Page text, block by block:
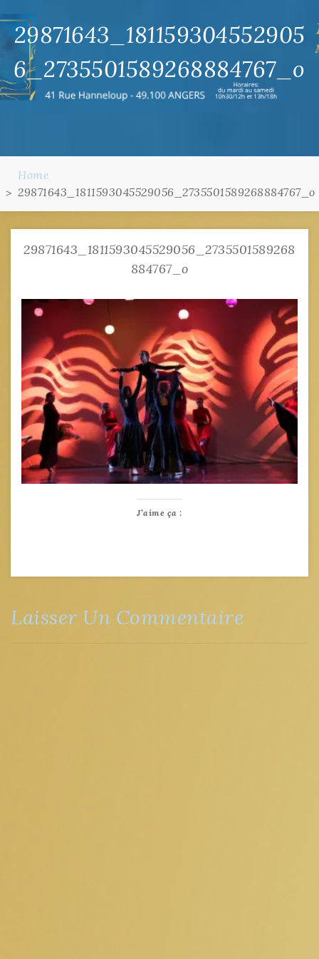
29871643_181159304552905
6_2735501589268884767_o
Home
29871643_1811593045529056_2735501589268884767_o
29871643_1811593045529056_2735501589268
884767_o
J’aime ça :
Laisser Un Commentaire